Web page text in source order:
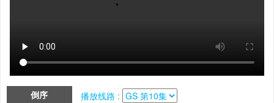
倒序
播放线路 :